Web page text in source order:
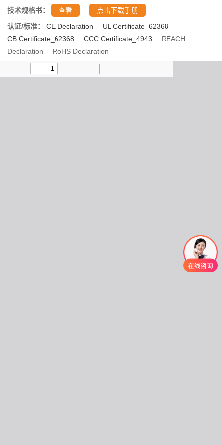
技术规格书： 查看
点击下载手册
认证/标准：
CE Declaration
UL Certificate_62368
CB Certificate_62368
CCC Certificate_4943
REACH
Declaration
RoHS Declaration